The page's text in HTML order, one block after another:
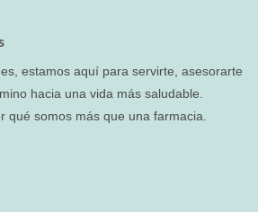
estamos aquí para servirte, asesorarte
hacia una vida más saludable.
qué somos más que una farmacia.